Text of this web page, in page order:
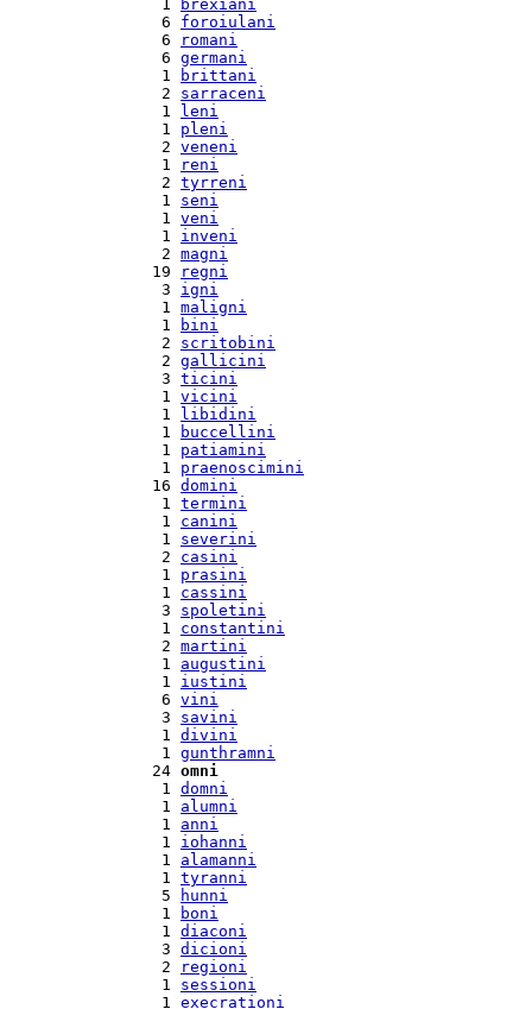
  1
brexiani
  6
foroiulani
  6
romani
  6
germani
  1
brittani
  2
sarraceni
  1
leni
  1
pleni
  2
veneni
  1
reni
  2
tyrreni
  1
seni
  1
veni
  1
inveni
  2
magni
19
regni
  3
igni
  1
maligni
  1
bini
  2
scritobini
  2
gallicini
  3
ticini
  1
vicini
  1
libidini
  1
buccellini
  1
patiamini
  1
praenoscimini
16 domini
  1
termini
  1
canini
  1
severini
  2
casini
  1
prasini
  1
cassini
  3
spoletini
  1
constantini
  2
martini
  1
augustini
  1
iustini
  6
vini
  3
savini
  1
divini
  1
gunthramni
24 omni
  1
domni
  1
alumni
  1
anni
  1
iohanni
  1
alamanni
  1
tyranni
  5
hunni
  1
boni
  1
diaconi
  3
dicioni
  2
regioni
  1
sessioni
  1
execrationi